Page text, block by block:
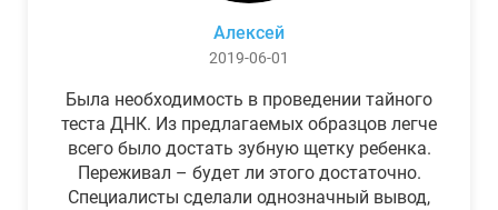
Алексей
2019-06-01
Была необходимость в проведении тайного
теста ДНК. Из предлагаемых образцов легче
всего было достать зубную щетку ребенка.
Переживал – будет ли этого достаточно.
Специалисты сделали однозначный вывод,